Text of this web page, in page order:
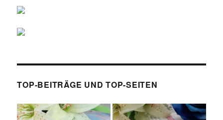
TOP-BEITRÄGE UND TOP-SEITEN